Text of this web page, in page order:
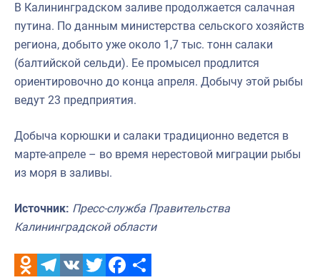
В Калининградском заливе продолжается салачная
путина. По данным министерства сельского хозяйств
региона, добыто уже около 1,7 тыс. тонн салаки
(балтийской сельди). Ее промысел продлится
ориентировочно до конца апреля. Добычу этой рыбы
ведут 23 предприятия.
Добыча корюшки и салаки традиционно ведется в
марте-апреле – во время нерестовой миграции рыбы
из моря в заливы.
Источник: Пресс-служба Правительства
Калининградской области